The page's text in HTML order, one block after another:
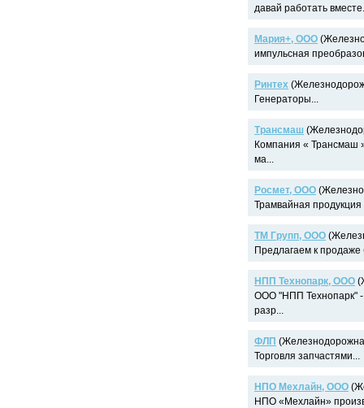
давай работать
Мария+, ООО
импульсная
Ринтех
Генераторы...
Трансмаш
Компания « Трансмаш
ма...
Росмет, ООО
Трамвайная
ТМ Групп, ООО
Предлагаем к продаже
НПП Технопарк, ООО
ООО "НПП Технопарк"
разр...
ФЛП
Торговля запчастями...
НПО Мехлайн, ООО
НПО «Мехлайн»